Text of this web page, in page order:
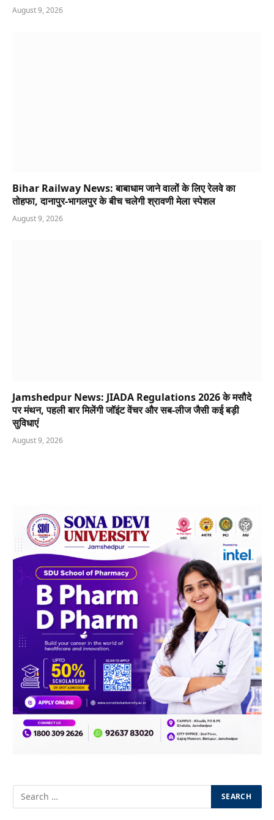
August 9, 2026
Bihar Railway News: बाबाधाम जाने वालों के लिए रेलवे का
तोहफा, दानापुर-भागलपुर के बीच चलेगी श्रावणी मेला स्पेशल
August 9, 2026
Jamshedpur News: JIADA Regulations 2026 के मसौदे
पर मंथन, पहली बार मिलेंगी जॉइंट वेंचर और सब-लीज जैसी कई बड़ी
सुविधाएं
August 9, 2026